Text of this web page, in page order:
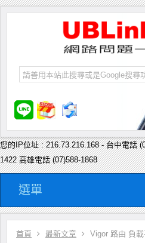
您的IP位址 : 216.73.216.168 - 台中電話
1422 高雄電話 (07)588-1868
選單
首頁 最新文章 Vigor 路由 負